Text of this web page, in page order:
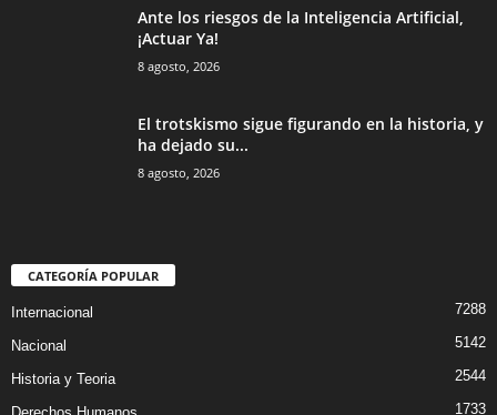
Ante los riesgos de la Inteligencia Artificial,
¡Actuar Ya!
8 agosto, 2026
El trotskismo sigue figurando en la historia, y
ha dejado su...
8 agosto, 2026
CATEGORÍA POPULAR
Internacional 7288
Nacional 5142
Historia y Teoria 2544
1733